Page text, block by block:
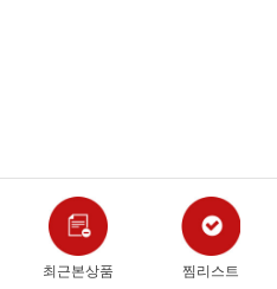
최근본상품 찜리스트